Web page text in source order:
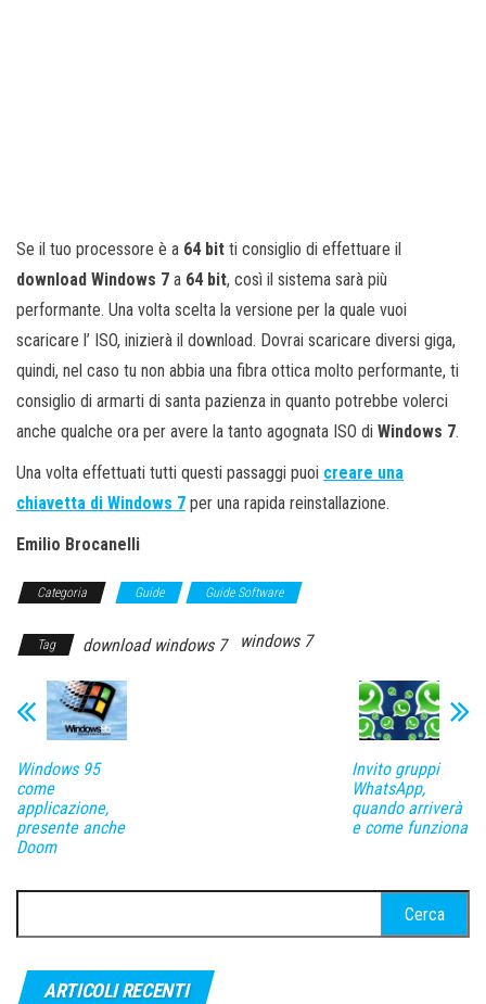
Se il tuo processore è a 64 bit ti consiglio di effettuare il
download Windows 7 a 64 bit, così il sistema sarà più
performante. Una volta scelta la versione per la quale vuoi
scaricare l’ ISO, inizierà il download. Dovrai scaricare diversi giga,
quindi, nel caso tu non abbia una fibra ottica molto performante, ti
consiglio di armarti di santa pazienza in quanto potrebbe volerci
anche qualche ora per avere la tanto agognata ISO di Windows 7.
Una volta effettuati tutti questi passaggi puoi creare una
chiavetta di Windows 7 per una rapida reinstallazione.
Emilio Brocanelli
Categoria Guide Guide Software
Tag download windows 7 windows 7
Windows 95
come
applicazione,
presente anche
Doom
Invito gruppi
WhatsApp,
quando arriverà
e come funziona
per:
ARTICOLI RECENTI